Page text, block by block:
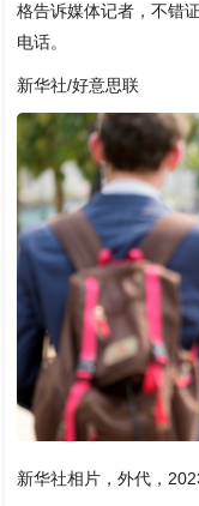
格告诉媒体记者，不错
电话。
新华社/好意思联
新华社相片，外代，